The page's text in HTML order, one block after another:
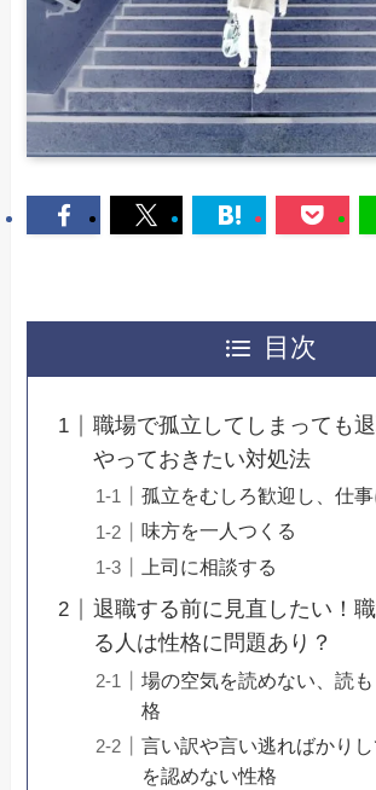
目次
職場で孤立してしまっても
やっておきたい対処法
孤立をむしろ歓迎し、仕
味方を一人つくる
上司に相談する
退職する前に見直したい！
る人は性格に問題あり？
場の空気を読めない、読
格
言い訳や言い逃ればかり
を認めない性格